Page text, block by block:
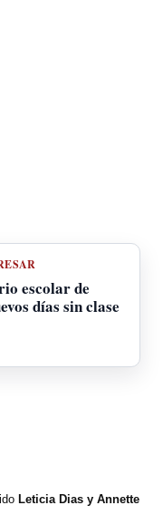
escolar de
días sin clase
Leticia Dias y Annette